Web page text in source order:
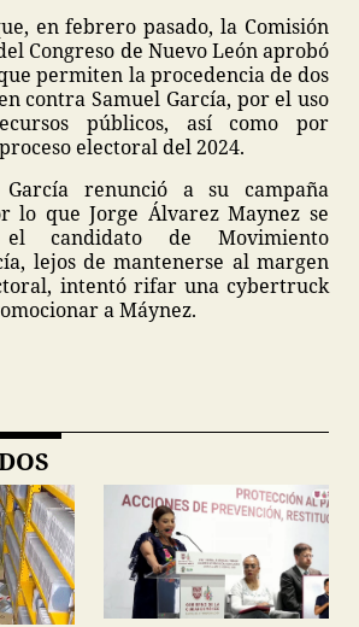
en febrero pasado, la Comisión
Congreso de Nuevo León aprobó
permiten la procedencia de dos
contra Samuel García, por el uso
públicos, así como por
electoral del 2024.
renunció a su campaña
lo que Jorge Álvarez Maynez se
candidato de Movimiento
lejos de mantenerse al margen
intentó rifar una cybertruck
a Máynez.